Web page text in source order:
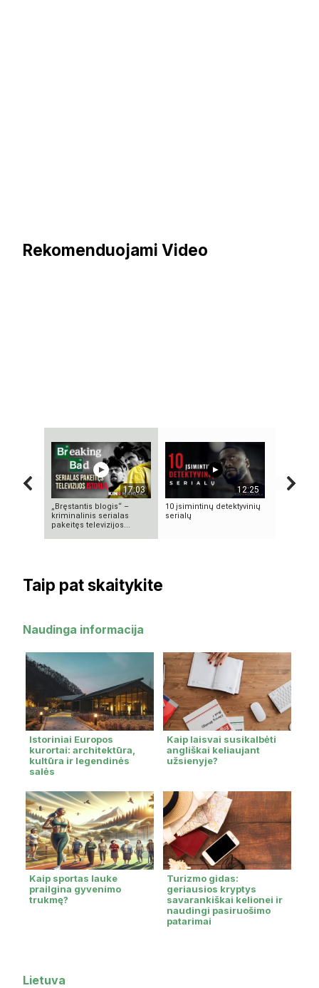
Rekomenduojami Video
17:03
„Bręstantis blogis“ –
kriminalinis serialas
pakeitęs televizijos...
12:25
10 įsimintinų detektyvinių
serialų
Taip pat skaitykite
Naudinga informacija
Istoriniai Europos
kurortai: architektūra,
kultūra ir legendinės
salės
Kaip laisvai susikalbėti
angliškai keliaujant
užsienyje?
Kaip sportas lauke
prailgina gyvenimo
trukmę?
Turizmo gidas:
geriausios kryptys
savarankiškai kelionei ir
naudingi pasiruošimo
patarimai
Lietuva